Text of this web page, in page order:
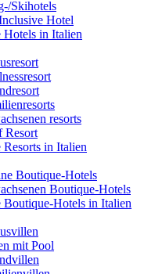
Skihotels
Hotel
Hotels in Italien
resorts
Resort
in Italien
Boutique-Hotels
Boutique-Hotels
Boutique-Hotels in Italien
mit Pool